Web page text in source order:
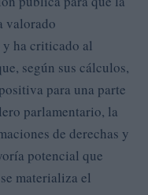
valorado
ha criticado al
según sus cálculos,
para una parte
parlamentario, la
de derechas y
potencial que
materializa el